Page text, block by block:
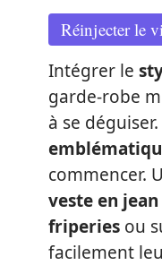
Réinjecter le
Intégrer le
garde-robe
à se
commencer.
veste en jean
friperies ou
facilement